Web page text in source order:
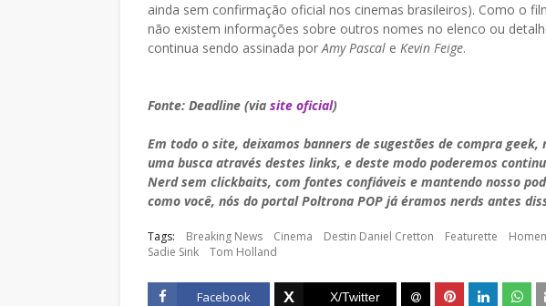
ainda sem confirmação oficial nos cinemas brasileiros). Como o
não existem informações sobre outros nomes no elenco ou
continua sendo assinada porAmy Pascal e Kevin Feige.
Fonte: Deadline (via site oficial)
Em todo o site, deixamos banners de sugestões de compra geek,
uma busca através destes links, e deste modo poderemos
Nerd sem clickbaits, com fontes confiáveis e mantendo nosso
como você, nós do portal Poltrona POP já éramos nerds antes
Tags: Breaking News Cinema Destin Daniel Cretton Featurette
Sadie Sink
Tom Holland
Facebook